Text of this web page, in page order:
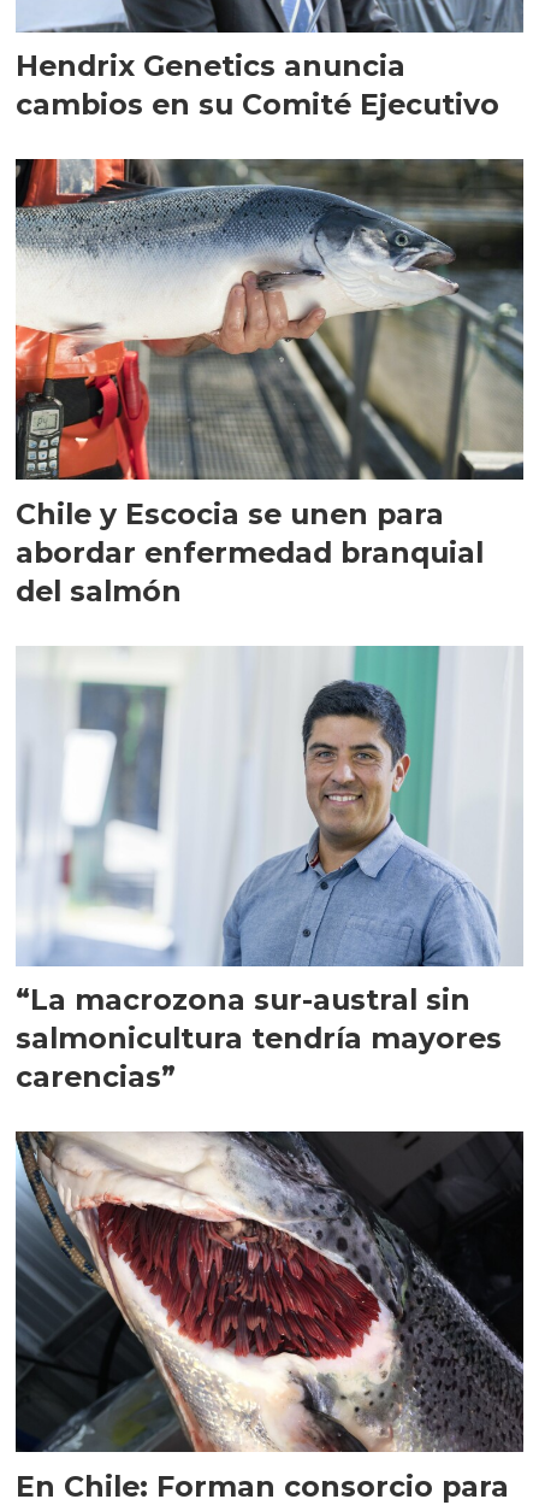
Hendrix Genetics anuncia
cambios en su Comité Ejecutivo
Chile y Escocia se unen para
abordar enfermedad branquial
del salmón
“La macrozona sur-austral sin
salmonicultura tendría mayores
carencias”
En Chile: Forman consorcio para